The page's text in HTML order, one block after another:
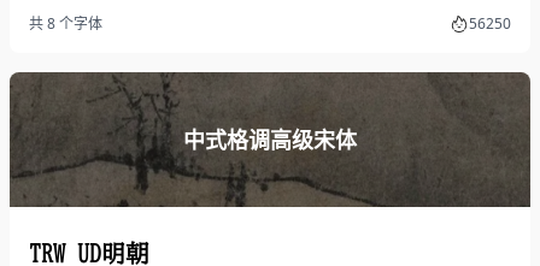
共 8 个字体 56250
中式格调高级宋体
TRW UD明朝